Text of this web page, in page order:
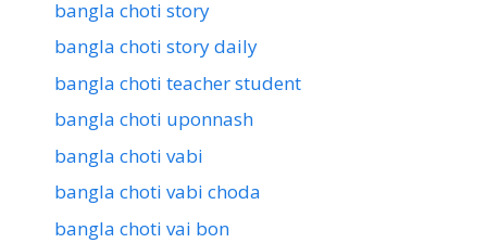
bangla choti story
bangla choti story daily
bangla choti teacher student
bangla choti uponnash
bangla choti vabi
bangla choti vabi choda
bangla choti vai bon